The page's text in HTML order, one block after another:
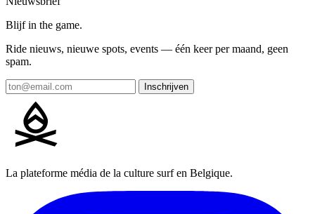
Blijf in the game.
Ride nieuws, nieuwe spots, events — één keer per maand, geen
spam.
Inschrijven
La plateforme média de la culture surf en Belgique.